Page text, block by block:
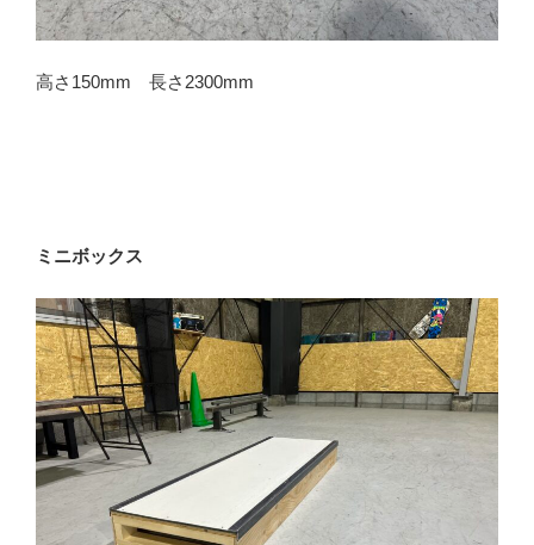
高さ150mm 長さ2300mm
ミニボックス